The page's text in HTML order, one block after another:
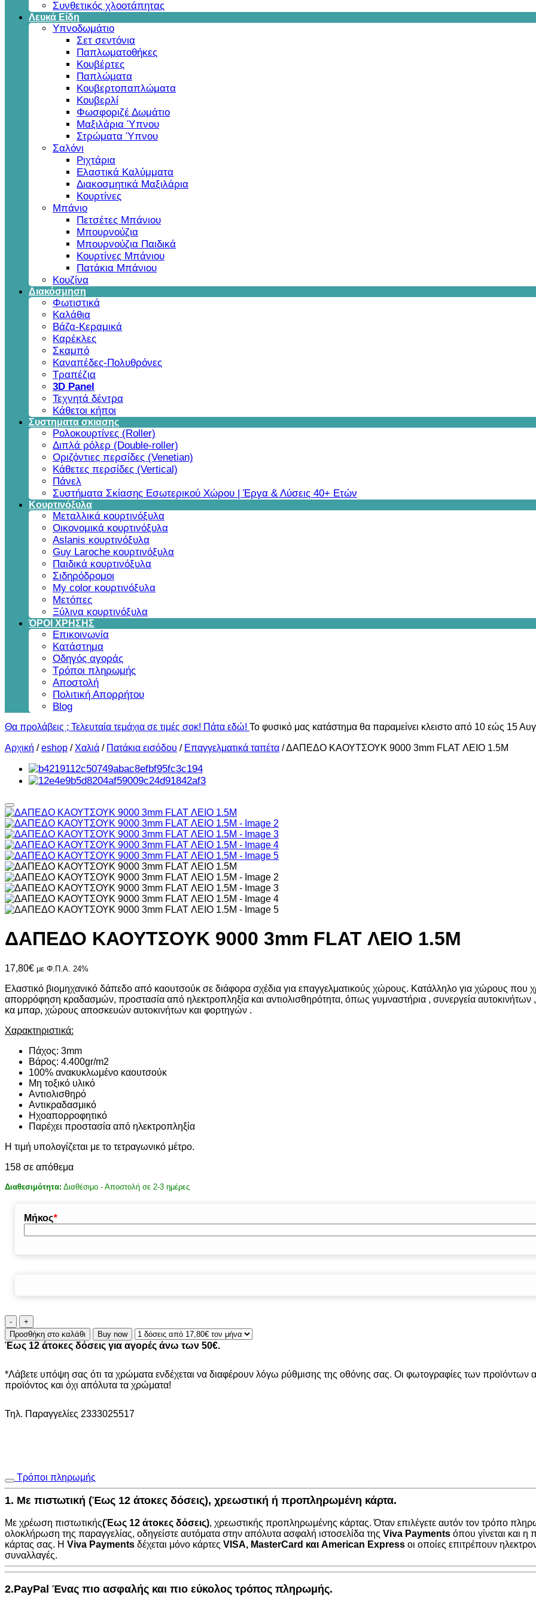
Συνθετικός χλοοτάπητας
Λευκά Είδη
Υπνοδωμάτιο
Σετ σεντόνια
Παπλωματοθήκες
Κουβέρτες
Παπλώματα
Κουβερτοπαπλώματα
Κουβερλί
Φωσφοριζέ Δωμάτιο
Μαξιλάρια Ύπνου
Στρώματα Ύπνου
Σαλόνι
Ριχτάρια
Ελαστικά Καλύμματα
Διακοσμητικά Μαξιλάρια
Κουρτίνες
Μπάνιο
Πετσέτες Μπάνιου
Μπουρνούζια
Μπουρνούζια Παιδικά
Κουρτίνες Μπάνιου
Πατάκια Μπάνιου
Κουζίνα
Διακόσμηση
Φωτιστικά
Καλάθια
Βάζα-Κεραμικά
Καρέκλες
Σκαμπό
Καναπέδες-Πολυθρόνες
Τραπέζια
3D Panel
Τεχνητά δέντρα
Κάθετοι κήποι
Συστηματα σκιασης
Ρολοκουρτίνες (Roller)
Διπλά ρόλερ (Double-roller)
Οριζόντιες περσίδες (Venetian)
Κάθετες περσίδες (Vertical)
Πάνελ
Συστήματα Σκίασης Εσωτερικού Χώρου | Έργα & Λύσεις 40+ Ετών
Κουρτινόξυλα
Μεταλλικά κουρτινόξυλα
Οικονομικά κουρτινόξυλα
Aslanis κουρτινόξυλα
Guy Laroche κουρτινόξυλα
Παιδικά κουρτινόξυλα
Σιδηρόδρομοι
My color κουρτινόξυλα
Μετόπες
Ξύλινα κουρτινόξυλα
ΌΡΟΙ ΧΡΗΣΗΣ
Επικοινωνία
Κατάστημα
Οδηγός αγοράς
Τρόποι πληρωμής
Αποστολή
Πολιτική Απορρήτου
Blog
Θα προλάβεις ; Τελευταία τεμάχια σε τιμές σοκ! Πάτα εδώ! Το φυσικό μας κατάστημα θα παραμείνει κλειστο από 10 εώς 15
Αρχική /eshop / Χαλιά / Πατάκια εισόδου / Επαγγελματικά ταπέτα /ΔΑΠΕΔΟ ΚΑΟΥΤΣΟΥΚ 9000 3mm FLAT ΛΕΙΟ 1.5Μ
ΔΑΠΕΔΟ ΚΑΟΥΤΣΟΥΚ 9000 3mm FLAT ΛΕΙΟ 1.5Μ
17,80€ με Φ.Π.Α. 24%
Ελαστικό βιομηχανικό δάπεδο από καουτσούκ σε διάφορα σχέδια για επαγγελματικούς χώρους. Κατάλληλο για χώρους που
απορρόφηση κραδασμών, προστασία από ηλεκτροπληξία και αντιολισθηρότητα, όπως γυμναστήρια , συνεργεία αυτοκινήτων ,
κα μπαρ, χώρους αποσκευών αυτοκινήτων και φορτηγών .
Χαρακτηριστικά:
Πάχος: 3mm
Βάρος: 4.400gr/m2
100% ανακυκλωμένο καουτσούκ
Μη τοξικό υλικό
Αντιολισθηρό
Αντικραδασμικό
Ηχοαπορροφητικό
Παρέχει προστασία από ηλεκτροπληξία
Η τιμή υπολογίζεται με το τετραγωνικό μέτρο.
158 σε απόθεμα
Διαθεσιμότητα: Διαθέσιμο - Αποστολή σε 2-3 ημέρες
Μήκος*
ΔΑΠΕΔΟ
ΚΑΟΥΤΣΟΥΚ
9000
3mm
ΛΕΙΟ
1.5Μ
Προσθήκη στο καλάθι Buy now
Έως 12 άτοκες δόσεις για αγορές άνω των 50€.
*Λάβετε υπόψη σας ότι τα χρώματα ενδέχεται να διαφέρουν λόγω ρύθμισης της οθόνης σας. Οι φωτογραφίες των προϊόντων
προϊόντος και όχι απόλυτα τα χρώματα!
Τηλ. Παραγγελίες 2333025517
Τρόποι πληρωμής
1. Με πιστωτική (Έως 12 άτοκες δόσεις), χρεωστική ή προπληρωμένη κάρτα.
Με χρέωση πιστωτικής(Έως 12 άτοκες δόσεις), χρεωστικής προπληρωμένης κάρτας. Όταν επιλέγετε αυτόν τον τρόπο
ολοκλήρωση της παραγγελίας, οδηγείστε αυτόματα στην απόλυτα ασφαλή ιστοσελίδα της Viva Payments όπου γίνεται και
κάρτας σας. Η Viva Payments δέχεται μόνο κάρτες VISA, MasterCard και American Express οι οποίες επιτρέπουν
συναλλαγές.
2.PayPal Ένας πιο ασφαλής και πιο εύκολος τρόπος πληρωμής.